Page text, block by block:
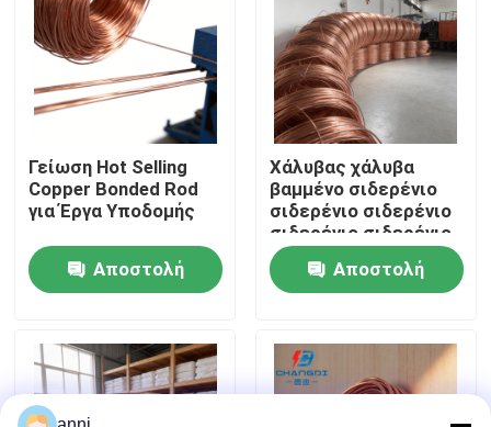
Γύρος εργοστασίων
Ποιοτικός έλεγχος
επαφή
Νέα
Όλες οι περιπτώσεις
Ζητήστε ένα απόσπασμα
Γείωση Hot Selling
Copper Bonded Rod
για Έργα Υποδομής
Αποστολή
Χάλυβας χάλυβα
βαμμένο σιδερένιο
σιδερένιο σιδερένιο
σιδερένιο σιδερένιο
σιδερένιο σιδερένιο
σιδερένιο σιδερένιο
σιδερένιο σιδερένιο
Αποστολή